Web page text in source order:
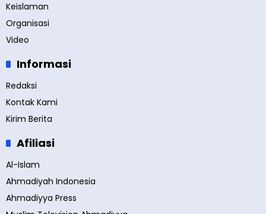
Keislaman
Organisasi
Video
Informasi
Redaksi
Kontak Kami
Kirim Berita
Afiliasi
Al-Islam
Ahmadiyah Indonesia
Ahmadiyya Press